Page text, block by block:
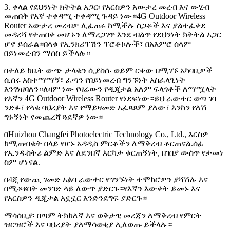
3. ቀላል የደህንነት ክትትል አጋር፡ የእርስዎን አውታረ መረብ እና ውሂብ
መጠበቅ የእኛ ተቀዳሚ ተቀዳሚ ጉዳይ ነው።4G Outdoor Wireless
Router አውታረ መረብዎ ሊፈጠሩ ከሚችሉ ስጋቶች እና ያልተፈቀደ
መዳረሻ የተጠበቀ መሆኑን ለማረጋገጥ እንደ ብልጥ የደህንነት ክትትል አጋር
ሆኖ ይሰራል።በላቁ የኢንክሪፕሽን ፕሮቶኮሎች፣ በአእምሮ ሰላም
በይነመረብን ማሰስ ይችላሉ።
በተለይ ከቤት ውጭ ታላቁን ሲያስሱ ወይም ርቀው በሚገኙ አካባቢዎች
ሲሰሩ አስተማማኝ፣ ፈጣን የበይነመረብ ግንኙነት አስፈላጊነት
እንገነዘባለን።ለዛም ነው የዛሬውን የዲጂታል አለም ፍላጎቶች ለማሟላት
የእኛን 4G Outdoor Wireless Router የነደፍነው።ይህ ራውተር ወጣ ገባ
ንድፉ፣ የላቁ ባህሪያት እና የማይዛመድ አፈጻጸም ያለው፣ እንከን የለሽ
ግኑኝነት የመጨረሻ ጓደኛዎ ነው።
በHuizhou Changfei Photoelectric Technology Co., Ltd., እርስዎ
ከሚጠብቁት በላይ የሆኑ አዳዲስ ምርቶችን ለማቅረብ ቆርጠናል.ሰፊ
የኢንዱስትሪ ልምድ እና ለደንበኛ እርካታ ቁርጠኝነት, በገበያ ውስጥ የታመነ
ስም ሆነናል.
በ4ጂ የውጪ ገመድ አልባ ራውተር የግንኙነት ተሞክሮዎን ያሻሽሉ እና
በሚቆዩበት መንገድ ላይ ለውጥ ያድርጉ።የእኛን እውቀት ይመኑ እና
የእርስዎን ዲጂታል አኗኗር እንድንደግፍ ያድርጉ።
ማሳሰቢያ፡ በጣም ትክክለኛ እና ወቅታዊ መረጃን ለማቅረብ የምርት
ዝርዝሮች እና ባህሪያት ያለማሳወቂያ ሊለወጡ ይችላሉ።